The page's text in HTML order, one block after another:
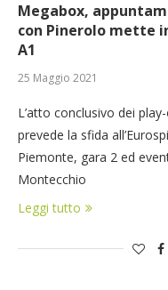
Megabox,
con Pinerolo mette
A1
25 Maggio 2021
L’atto conclusivo dei
prevede la sfida
Piemonte, gara 2 ed
Montecchio
Leggi tutto